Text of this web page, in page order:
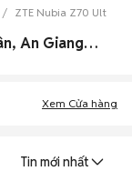
ZTE Nubia Z70 Ultra
0 Zte Nubia Z70 Ultra cũ Huyện Phú Tân, An Giang đẹp
Xem Cửa hàng
Tin mới nhất